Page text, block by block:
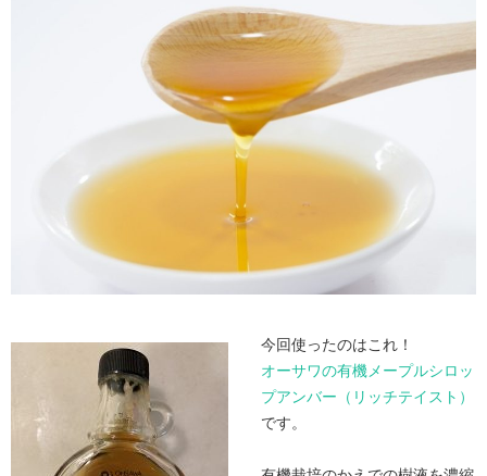
今回使ったのはこれ！
オーサワの有機メープルシロッ
プアンバー（リッチテイスト）
です。